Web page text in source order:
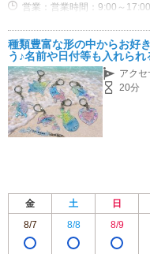
営業：営業時間：9:00～
受付時間はだいたいの目安
体験 →16時最終受付
種類豊富な形の中からお好
う♪名前や日付等も入れら
一つだけのオリジナルレジ
アクセ
20分
金 土 日
8/7
8/8 8/9